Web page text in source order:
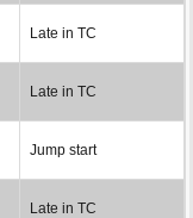
Late in TC
Late in TC
Jump start
Late in TC